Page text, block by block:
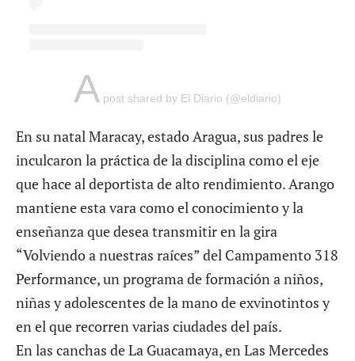
A post shared by El Diario (@eldiario)
En su natal Maracay, estado Aragua, sus padres le
inculcaron la práctica de la disciplina como el eje
que hace al deportista de alto rendimiento. Arango
mantiene esta vara como el conocimiento y la
enseñanza que desea transmitir en la gira
“Volviendo a nuestras raíces” del Campamento 318
Performance, un programa de formación a niños,
niñas y adolescentes de la mano de exvinotintos y
en el que recorren varias ciudades del país.
En las canchas de La Guacamaya, en Las Mercedes